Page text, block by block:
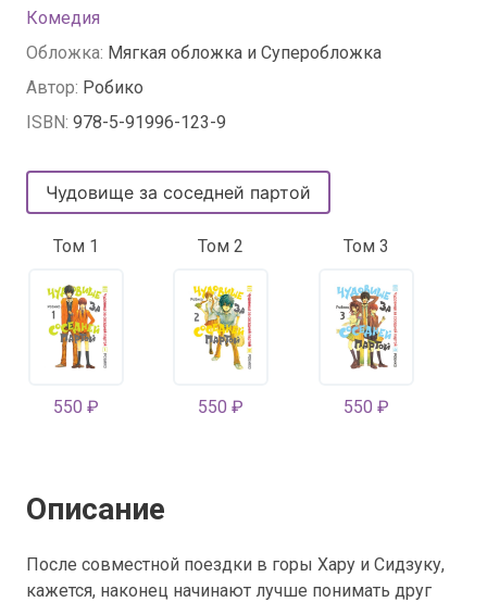
Комедия
Обложка: Мягкая обложка и Суперобложка
Автор: Робико
ISBN: 978-5-91996-123-9
Чудовище за соседней партой
Том 1
550 ₽
Том 2
550 ₽
Том 3
550 ₽
Описание
После совместной поездки в горы Хару и Сидзуку,
кажется, наконец начинают лучше понимать друг